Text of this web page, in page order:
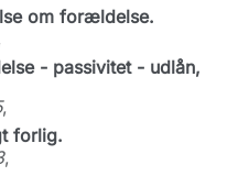
om forældelse.
- passivitet - udlån,
,
forlig.
,